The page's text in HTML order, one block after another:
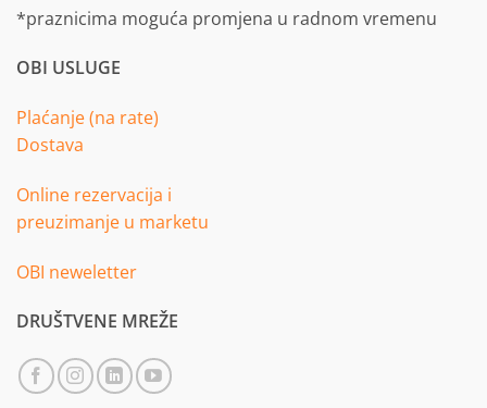
*praznicima moguća promjena u radnom vremenu
OBI USLUGE
Plaćanje (na rate)
Dostava
Online rezervacija i
preuzimanje u marketu
OBI neweletter
DRUŠTVENE MREŽE